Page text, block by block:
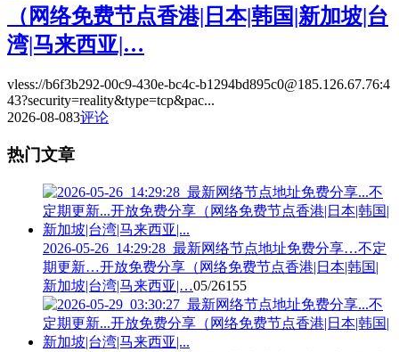
（网络免费节点香港|日本|韩国|新加坡|台
湾|马来西亚|…
vless://b6f3b292-00c9-430e-bc4c-b1294bd895c0@185.126.67.76:4
43?security=reality&type=tcp&pac...
2026-08-083评论
热门文章
2026-05-26_14:29:28_最新网络节点地址免费分享…不定
期更新…开放免费分享（网络免费节点香港|日本|韩国|
新加坡|台湾|马来西亚|…05/26155